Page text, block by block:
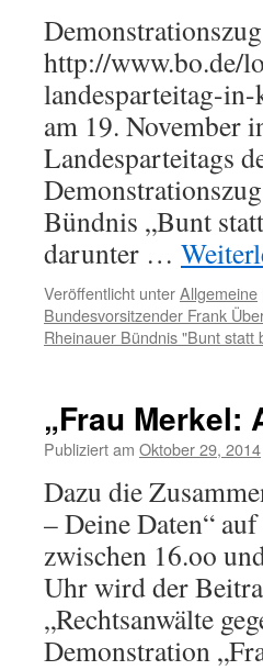
http://www.bo.de/
landesparteitag-
am 19. November
Landesparteitags
Bündnis „Bunt
darunter …
Veröffentlicht unterAllgemeine
Bundesvorsitzender Frank
Rheinauer Bündnis "Bunt statt
„Frau Merkel:
Publiziert am Oktober 29, 2014
Dazu die
– Deine Daten“
zwischen 16.oo
Uhr wird der
„Rechtsanwälte
Demonstration